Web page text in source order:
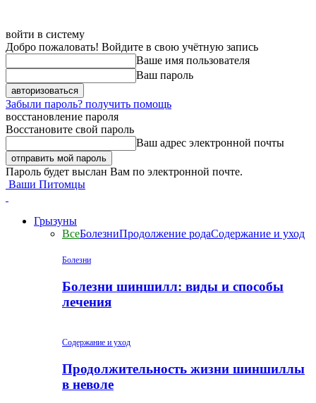
войти в систему
Добро пожаловать! Войдите в свою учётную запись
Ваше имя пользователя
Ваш пароль
Забыли пароль? получить помощь
восстановление пароля
Восстановите свой пароль
Ваш адрес электронной почты
Пароль будет выслан Вам по электронной почте.
Ваши Питомцы
Грызуны
ВсеБолезниПродолжение родаСодержание и уход
Болезни
Болезни шиншилл: виды и способы
лечения
Содержание и уход
Продолжительность жизни шиншиллы
в неволе